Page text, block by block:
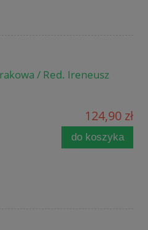
/ Red. Ireneusz
124,90 zł
do koszyka